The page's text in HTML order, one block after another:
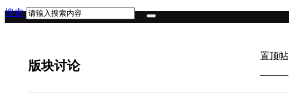
搜索
版块讨论
置顶帖